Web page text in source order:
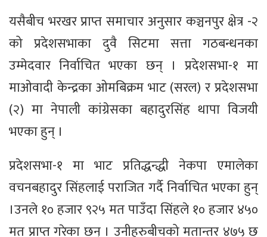
यसैबीच भरखर प्राप्त समाचार अनुसार कञ्चनपुर क्षेत्र -२
को प्रदेशसभाका दुवै सिटमा सत्ता गठबन्धनका
उम्मेदवार निर्वाचित भएका छन् । प्रदेशसभा-१ मा
माओवादी केन्द्रका ओमबिक्रम भाट (सरल) र प्रदेशसभा
(२) मा नेपाली कांग्रेसका बहादुरसिंह थापा विजयी
भएका हुन् ।
प्रदेशसभा-१ मा भाट प्रतिद्धन्द्धी नेकपा एमालेका
वचनबहादुर सिंहलाई पराजित गर्दै निर्वाचित भएका हुन्
।उनले १० हजार ९२५ मत पाउँदा सिंहले १० हजार ४५०
मत प्राप्त गरेका छन् । उनीहरुबीचको मतान्तर ४७५ छ